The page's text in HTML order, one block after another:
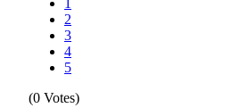
2
3
4
5
(0 Votes)